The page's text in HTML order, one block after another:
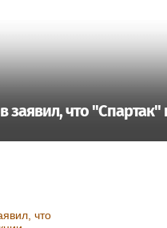
что
что